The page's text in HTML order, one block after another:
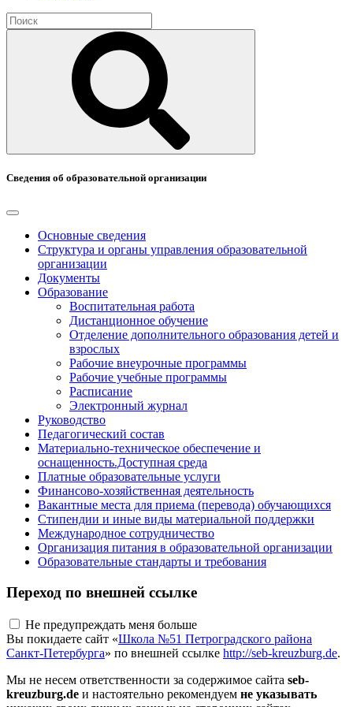
Сведения об образовательной организации
Основные сведения
Структура и органы управления образовательной
организации
Документы
Образование
Воспитательная работа
Дистанционное обучение
Отделение дополнительного образования детей и
взрослых
Рабочие внеурочные программы
Рабочие учебные программы
Расписание
Электронный журнал
Руководство
Педагогический состав
Материально-техническое обеспечение и
оснащенность.Доступная среда
Платные образовательные услуги
Финансово-хозяйственная деятельность
Вакантные места для приема (перевода) обучающихся
Стипендии и иные виды материальной поддержки
Международное сотрудничество
Организация питания в образовательной организации
Образовательные стандарты и требования
Переход по внешней ссылке
Не предупреждать меня больше
Вы покидаете сайт «Школа №51 Петроградского района
Санкт-Петербурга» по внешней ссылке http://seb-kreuzburg.de.
Мы не несем ответственности за содержимое сайта seb-
kreuzburg.de и настоятельно рекомендуем не указывать